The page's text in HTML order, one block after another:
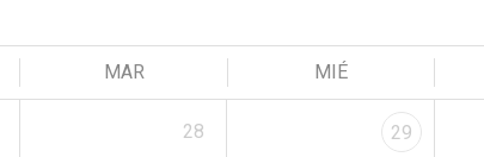
MAR MIÉ
28 29